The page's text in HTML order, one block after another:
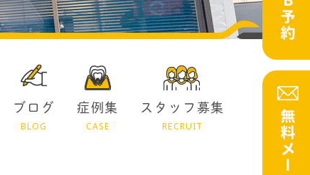
ブログ
BLOG
症例集
CASE
スタッフ募集
RECRUIT